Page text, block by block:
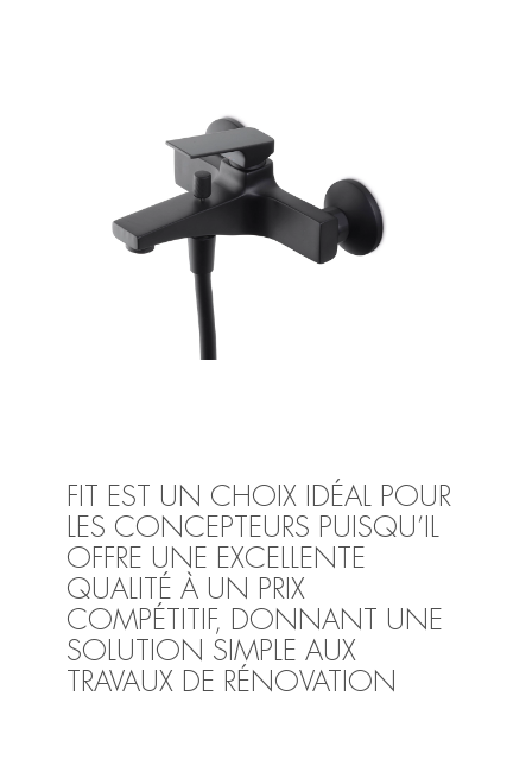
FIT EST UN CHOIX IDÉAL POUR
LES CONCEPTEURS PUISQU’IL
OFFRE UNE EXCELLENTE
QUALITÉ À UN PRIX
COMPÉTITIF, DONNANT UNE
SOLUTION SIMPLE AUX
TRAVAUX DE RÉNOVATION